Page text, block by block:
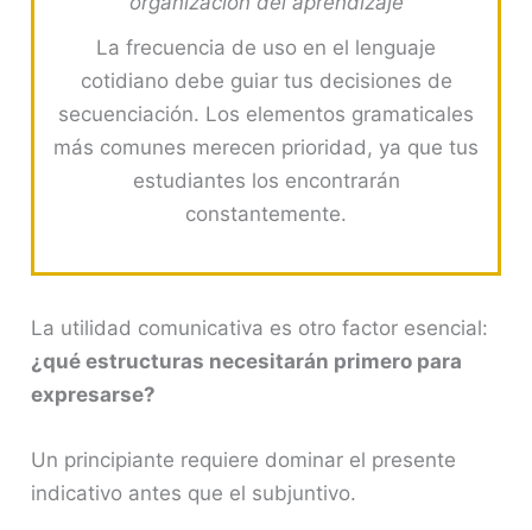
La frecuencia de uso en el lenguaje
cotidiano debe guiar tus decisiones de
secuenciación. Los elementos gramaticales
más comunes merecen prioridad, ya que tus
estudiantes los encontrarán
constantemente.
La utilidad comunicativa es otro factor esencial:
¿qué estructuras necesitarán primero para
expresarse?
Un principiante requiere dominar el presente
indicativo antes que el subjuntivo.